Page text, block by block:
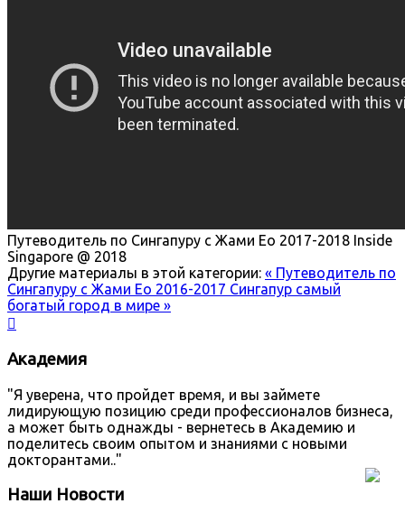
Путеводитель по Сингапуру с Жами Ео 2017-2018 Inside
Singapore @ 2018
Другие материалы в этой категории: « Путеводитель по
Сингапуру с Жами Ео 2016-2017 Сингапур самый
богатый город в мире »

Академия
"Я уверена, что пройдет время, и вы займете
лидирующую позицию среди профессионалов бизнеса,
а может быть однажды - вернетесь в Академию и
поделитесь своим опытом и знаниями с новыми
докторантами.."
Наши Новости